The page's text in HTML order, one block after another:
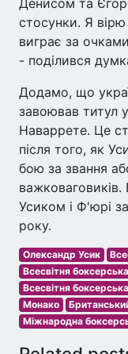
Денисом та
стосунки. Я
виграє за
- поділився
Додамо, що
завоював титул
Наваррете. Це
після того, як
бою за звання
Усиком і Ф'юрі
року.
Олександр Усик
Всесвітня
Всесвітня
Монако
Міжнародна